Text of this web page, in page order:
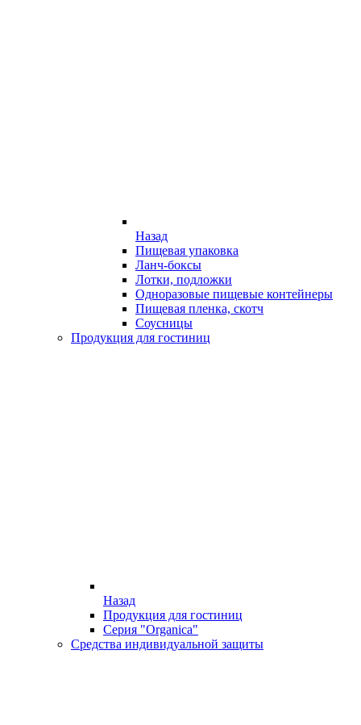
Назад
Пищевая упаковка
Ланч-боксы
Лотки, подложки
Одноразовые пищевые контейнеры
Пищевая пленка, скотч
Соусницы
Продукция для гостиниц
Назад
Продукция для гостиниц
Серия "Organica"
Средства индивидуальной защиты